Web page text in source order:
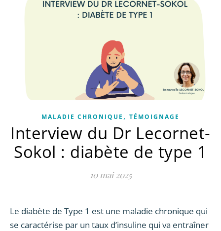
MALADIE CHRONIQUE , TÉMOIGNAGE
Interview du Dr Lecornet-
Sokol : diabète de type 1
10 mai 2025
Le diabète de Type 1 est une maladie chronique qui
se caractérise par un taux d’insuline qui va entraîner